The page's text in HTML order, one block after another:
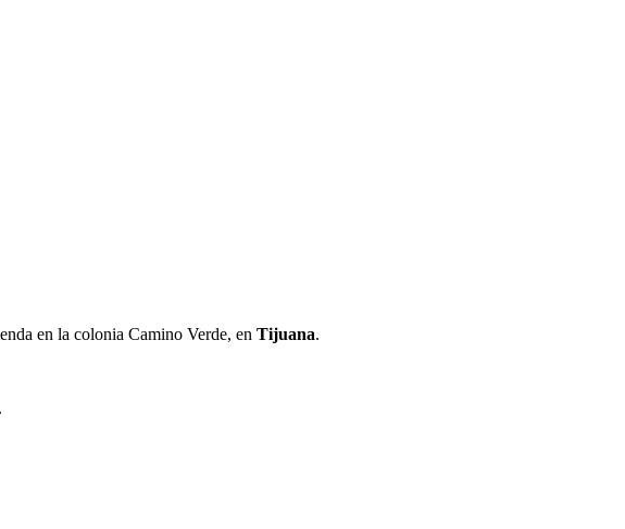
en la colonia Camino Verde, en Tijuana.